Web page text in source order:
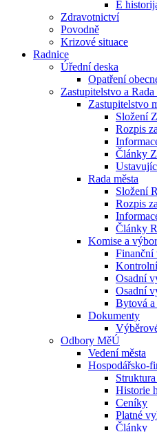
E
Zdravotnictví
Povodně
Krizové situace
Radnice
Úřední deska
Opatření
Zastupitelstvo a Rada
Zastupitelstvo
Složení
Rozpis
Články
Rada města
Složení
Rozpis
Články
Komise a
Finanční
Osadní
Osadní
Bytová a
Dokumenty
Odbory MěÚ
Vedení města
Hospodářsko-
Historie
Ceníky
Platné
Články